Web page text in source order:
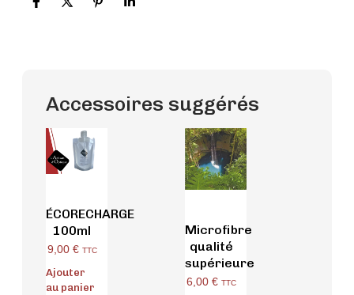
Accessoires suggérés
ÉCORECHARGE
100ml
9,00 € TTC
Ajouter
au panier
Microfibre
qualité
supérieure
6,00 € TTC